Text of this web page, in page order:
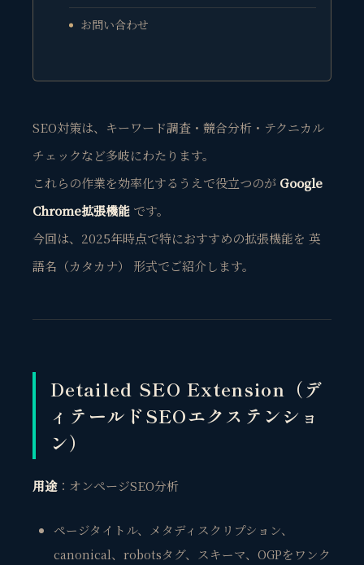
お問い合わせ
SEO対策は、キーワード調査・競合分析・テクニカル
チェックなど多岐にわたります。
これらの作業を効率化するうえで役立つのが Google
Chrome拡張機能 です。
今回は、2025年時点で特におすすめの拡張機能を 英
語名（カタカナ） 形式でご紹介します。
Detailed SEO Extension（デ
ィテールドSEOエクステンショ
ン）
用途：オンページSEO分析
ページタイトル、メタディスクリプション、
canonical、robotsタグ、スキーマ、OGPをワンク